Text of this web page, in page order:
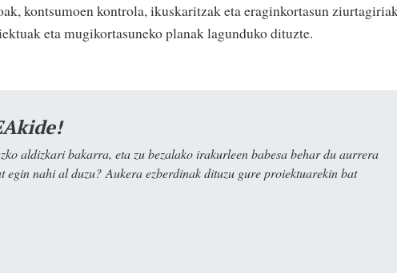
kontsumoen kontrola, ikuskaritzak eta eraginkortasun
eta mugikortasuneko planak lagunduko dituzte.
aldizkari bakarra, eta zu bezalako irakurleen babesa behar du aurrera
egin nahi al duzu? Aukera ezberdinak dituzu gure proiektuarekin bat